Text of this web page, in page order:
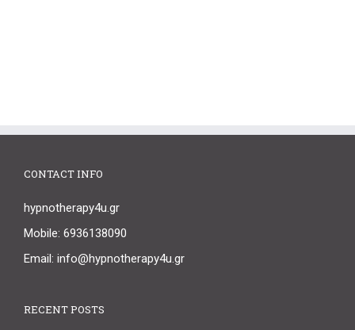
CONTACT INFO
hypnotherapy4u.gr
Mobile: 6936138090
Email: info@hypnotherapy4u.gr
RECENT POSTS